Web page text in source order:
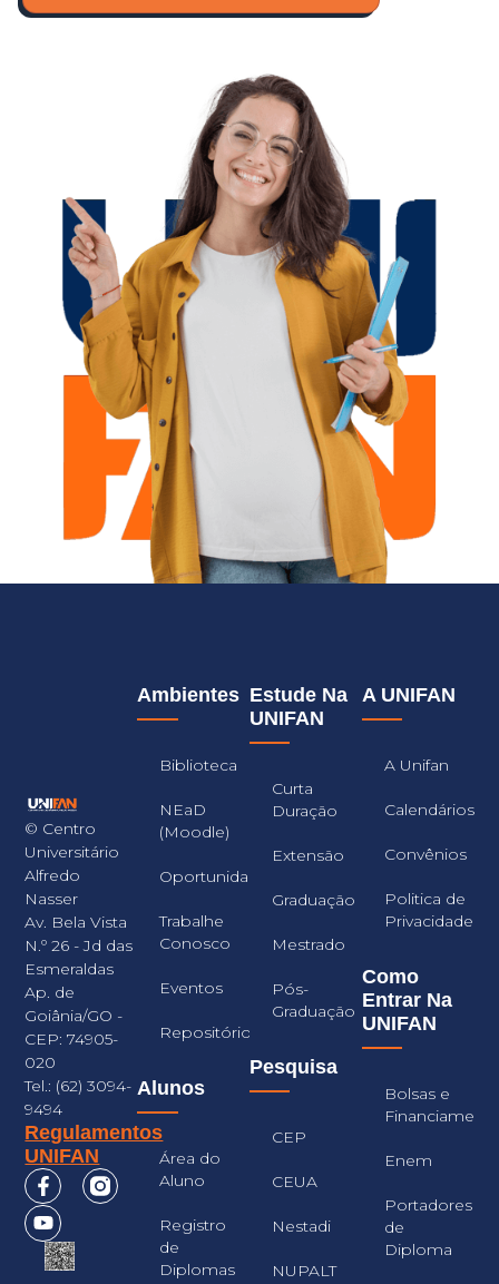
© Centro
Universitário
Alfredo
Nasser
Av. Bela Vista
N.º 26 - Jd das
Esmeraldas
Ap. de
Goiânia/GO -
CEP: 74905-
020
Tel.: (62) 3094-
9494
Regulamentos
UNIFAN
A UNIFAN
A Unifan
Calendários
Convênios
Politica de
Privacidade
Como
Entrar Na
UNIFAN
Bolsas e
Enem
Portadores
de
Diploma
Estude Na
UNIFAN
Curta
Duração
Extensão
Graduação
Mestrado
Pós-
Graduação
Pesquisa
CEP
CEUA
Nestadi
NUPALT
Ambientes
Biblioteca
NEaD
(Moodle)
Oportunidades
Trabalhe
Conosco
Eventos
Repositório
Alunos
Área do
Aluno
Registro
de
Diplomas